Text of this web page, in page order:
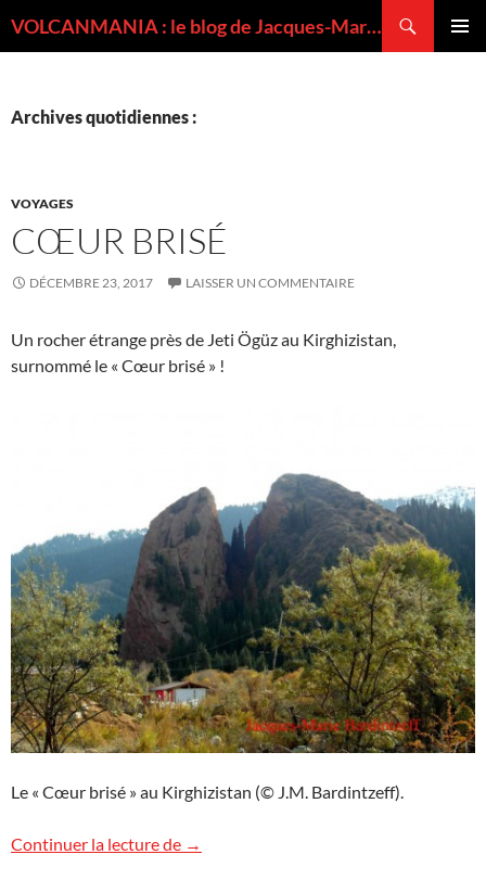
VOLCANMANIA : le blog de Jacques-Marie BARDINTZEFF, volcanologue
Archives quotidiennes :
VOYAGES
CŒUR BRISÉ
DÉCEMBRE 23, 2017 LAISSER UN COMMENTAIRE
Un rocher étrange près de Jeti Ögüz au Kirghizistan,
surnommé le « Cœur brisé » !
Le « Cœur brisé » au Kirghizistan (© J.M. Bardintzeff).
Continuer la lecture de Cœur brisé
→